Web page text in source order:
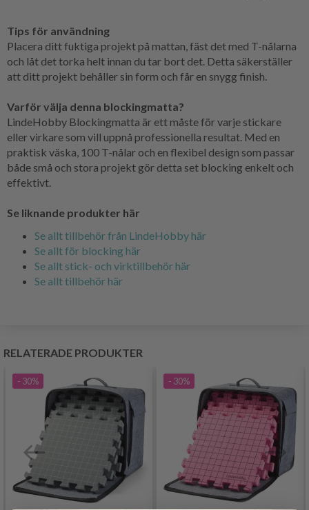
Tips för användning
Placera ditt fuktiga projekt på mattan, fäst det med T-nålarna
och låt det torka helt innan du tar bort det. Detta säkerställer
att ditt projekt behåller sin form och får en snygg finish.
Varför välja denna blockingmatta?
LindeHobby Blockingmatta är ett måste för varje stickare
eller virkare som vill uppnå professionella resultat. Med en
praktisk väska, 100 T-nålar och en flexibel design som passar
både små och stora projekt gör detta set blocking enkelt och
effektivt.
Se liknande produkter här
Se allt tillbehör från LindeHobby här
Se allt för blocking här
Se allt stick- och virktillbehör här
Se allt tillbehör här
RELATERADE PRODUKTER
- 30% - 30%